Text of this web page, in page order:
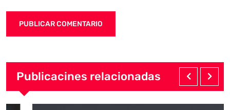
Publicacines relacionadas